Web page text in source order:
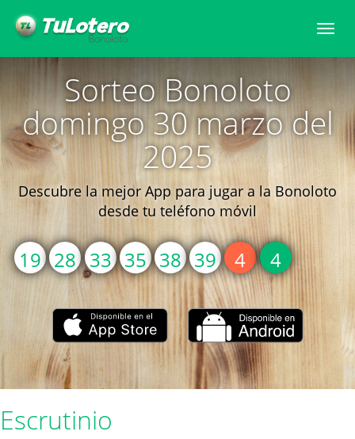
Sorteo Bonoloto
domingo 30 marzo del
2025
Descubre la mejor App para jugar a la Bonoloto
desde tu teléfono móvil
19 28 33 35 38 39 4 4
Escrutinio